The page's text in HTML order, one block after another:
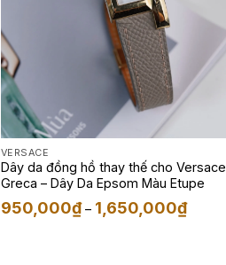
VERSACE
Dây da đồng hồ thay thế cho Versace
Greca – Dây Da Epsom Màu Etupe
950,000₫ – 1,650,000₫Khoảng
giá: